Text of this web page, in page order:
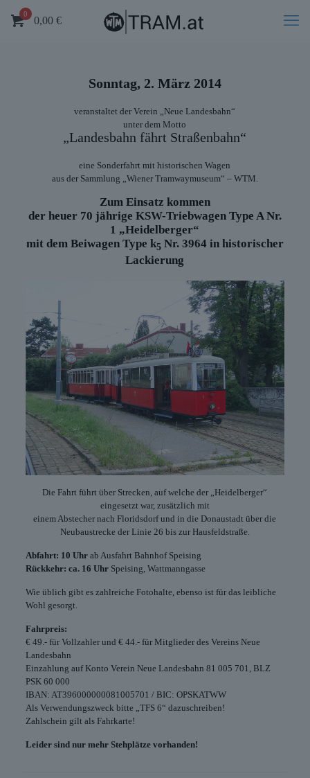
0
0,00 €
Sonntag, 2. März 2014
veranstaltet der Verein „Neue Landesbahn“
unter dem Motto
„Landesbahn fährt Straßenbahn“
eine Sonderfahrt mit historischen Wagen
aus der Sammlung „Wiener Tramwaymuseum“ – WTM.
Zum Einsatz kommen
der heuer 70 jährige KSW-Triebwagen Type A Nr.
1 „Heidelberger“
mit dem Beiwagen Type k5 Nr. 3964 in historischer
Lackierung
Die Fahrt führt über Strecken, auf welche der „Heidelberger“
eingesetzt war, zusätzlich mit
einem Abstecher nach Floridsdorf und in die Donaustadt über die
Neubaustrecke der Linie 26 bis zur Hausfeldstraße.
Abfahrt: 10 Uhrab Ausfahrt Bahnhof Speising
Rückkehr: ca. 16 UhrSpeising, Wattmanngasse
Wie üblich gibt es zahlreiche Fotohalte, ebenso ist für das leibliche
Wohl gesorgt.
Fahrpreis:
€ 49.- für Vollzahler und € 44.- für Mitglieder des Vereins Neue
Landesbahn
Einzahlung auf Konto Verein Neue Landesbahn 81 005 701, BLZ
PSK 60 000
IBAN: AT396000000081005701 / BIC: OPSKATWW
Als Verwendungszweck bitte „TFS 6“ dazuschreiben!
Zahlschein gilt als Fahrkarte!
Leider sind nur mehr Stehplätze vorhanden!